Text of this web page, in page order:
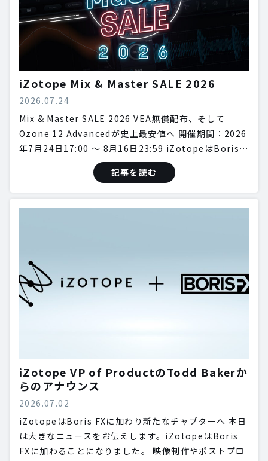
iZotope Mix & Master SALE 2026
2026.07.24
Mix & Master SALE 2026 VEA無償配布、そして
Ozone 12 Advancedが史上最安値へ 開催期間：2026
年7月24日17:00 〜 8月16日23:59 iZotopeはBoris…
記事を読む
iZotope VP of ProductのTodd Bakerか
らのアナウンス
2026.07.02
iZotopeはBoris FXに加わり新たなチャプターへ 本日
は大きなニュースをお伝えします。iZotopeはBoris
FXに加わることになりました。 映像制作やポストプロ